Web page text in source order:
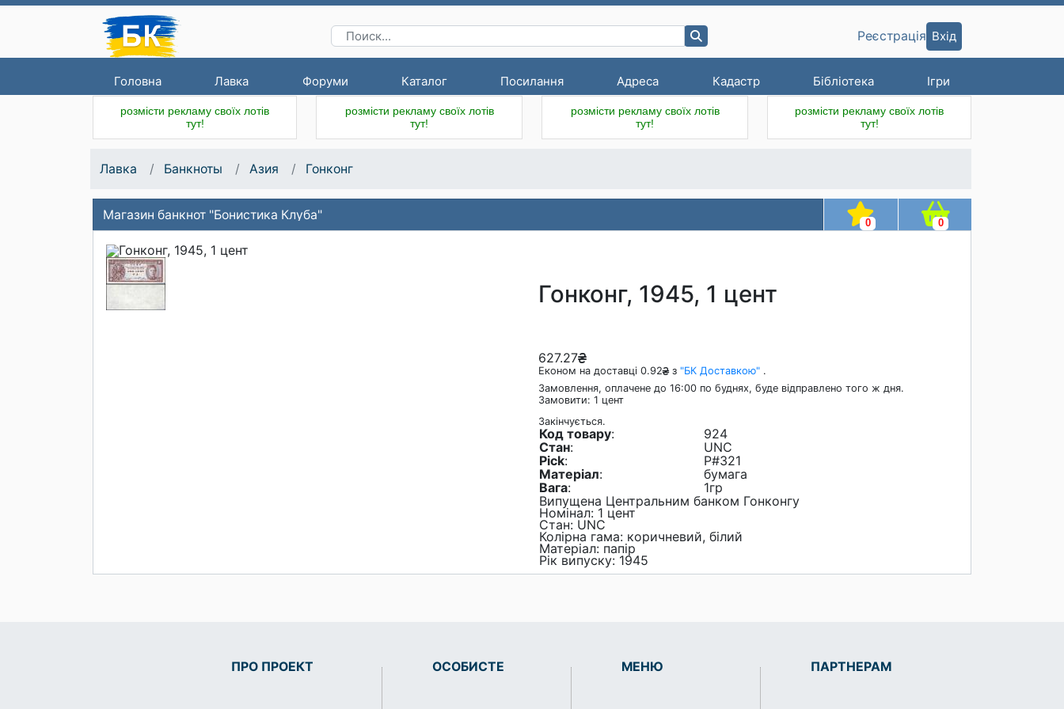
Головна Лавка Форуми Каталог Посилання Адреса Кадастр Бібліотека Ігри
Реєстрація Вхід
розмісти рекламу своїх лотів
тут!
розмісти рекламу своїх лотів
тут!
розмісти рекламу своїх лотів
тут!
розмісти рекламу своїх лотів
тут!
Лавка Банкноты Азия Гонконг
Магазин банкнот "Бонистика Клуба"
0 0
Гонконг, 1945, 1 цент
627.27
Економ на доставці 0.92 з "БК Доставкою" .
Замовлення, оплачене до 16:00 по буднях, буде відправлено того ж дня.
Замовити: 1 цент
Закінчується.
Код товару:
924
Стан:
UNC
Pick:
P#321
Матеріал:
бумага
Вага:
1гр
Випущена Центральним банком Гонконгу
Номінал: 1 цент
Стан: UNC
Колірна гама: коричневий, білий
Матеріал: папір
Рік випуску: 1945
ПРО ПРОЕКТ ОСОБИСТЕ МЕНЮ ПАРТНЕРАМ